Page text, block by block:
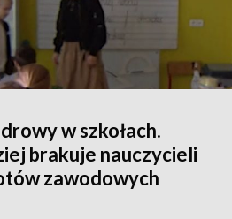
w szkołach.
brakuje nauczycieli
zawodowych